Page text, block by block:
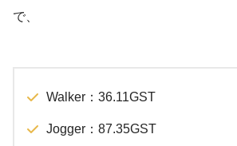
で、
Walker：36.11GST
Jogger：87.35GST